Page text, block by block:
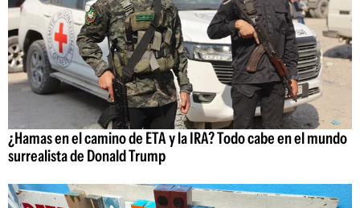
¿Hamas en el camino de ETA y la IRA? Todo cabe en el mundo
surrealista de Donald Trump